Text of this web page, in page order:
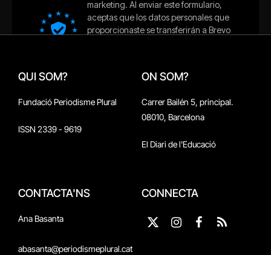
QUI SOM?
Fundació Periodisme Plural
ISSN 2339 - 9619
ON SOM?
Carrer Bailén 5, principal.
08010, Barcelona
El Diari de l'Educació
CONTACTA'NS
Ana Basanta
abasanta@periodismeplural.cat
CONNECTA
X
Instagram
Facebook
RSS